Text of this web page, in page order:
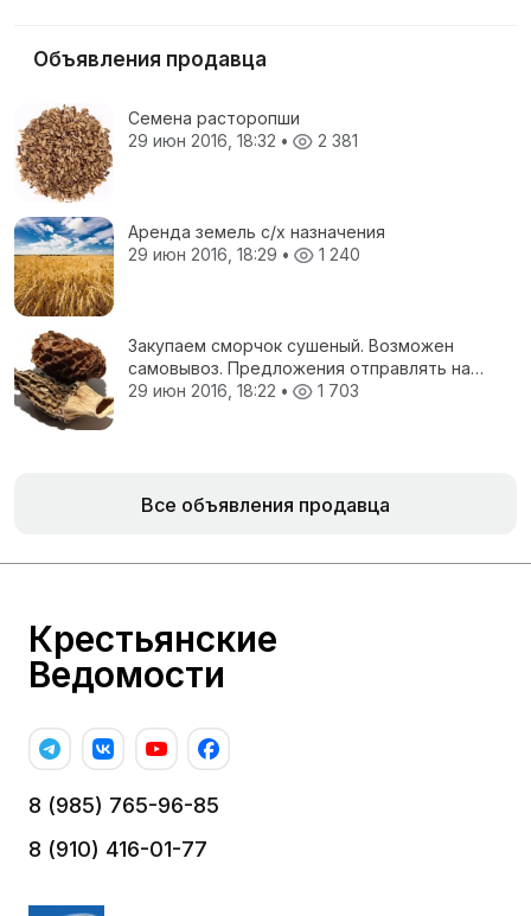
Объявления продавца
Семена расторопши
29 июн 2016, 18:32 • 2 381
Аренда земель с/х назначения
29 июн 2016, 18:29 • 1 240
Закупаем сморчок сушеный. Возможен
самовывоз. Предложения отправлять на
электронную почту.
29 июн 2016, 18:22 • 1 703
Все объявления продавца
Крестьянские
Ведомости
8 (985) 765-96-85
8 (910) 416-01-77